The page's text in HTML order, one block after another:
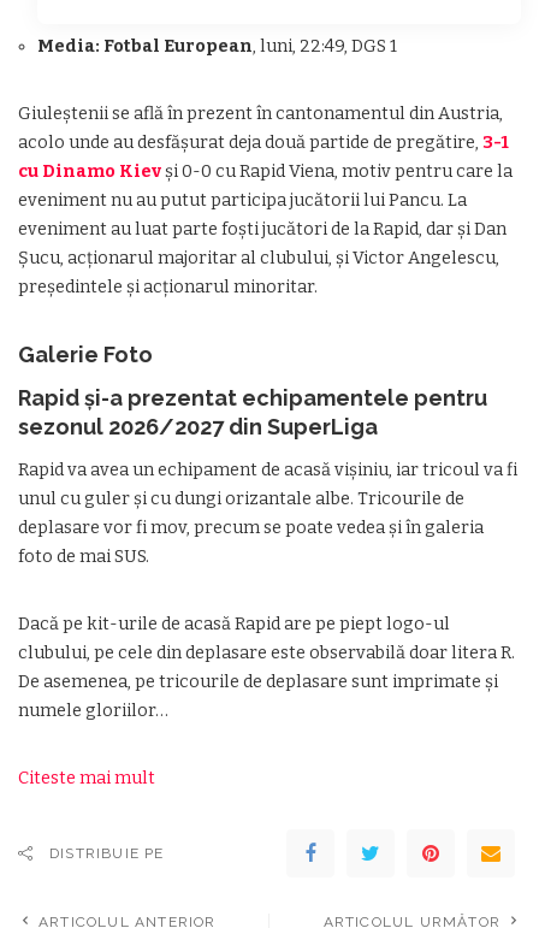
Media: Fotbal European, luni, 22:49, DGS 1
Giuleștenii se află în prezent în cantonamentul din Austria,
acolo unde au desfășurat deja două partide de pregătire, 3-1
cu Dinamo Kievși 0-0 cu Rapid Viena, motiv pentru care la
eveniment nu au putut participa jucătorii lui Pancu. La
eveniment au luat parte foști jucători de la Rapid, dar și Dan
Șucu, acționarul majoritar al clubului, și Victor Angelescu,
președintele și acționarul minoritar.
Galerie Foto
Rapid și-a prezentat echipamentele pentru
sezonul 2026/2027 din SuperLiga
Rapid va avea un echipament de acasă vișiniu, iar tricoul va fi
unul cu guler și cu dungi orizantale albe. Tricourile de
deplasare vor fi mov, precum se poate vedea și în galeria
foto de mai SUS.
Dacă pe kit-urile de acasă Rapid are pe piept logo-ul
clubului, pe cele din deplasare este observabilă doar litera R.
De asemenea, pe tricourile de deplasare sunt imprimate și
numele gloriilor…
Citeste mai mult
DISTRIBUIE PE
ARTICOLUL ANTERIOR ARTICOLUL URMĂTOR